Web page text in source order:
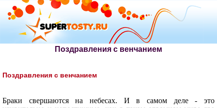
Поздравления с венчанием
Поздравления с венчанием
Браки свершаются на небесах. И в самом деле - это